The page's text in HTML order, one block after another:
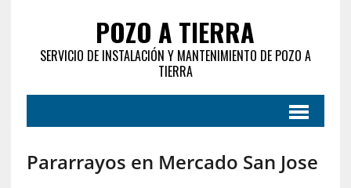
POZO A TIERRA
SERVICIO DE INSTALACIÓN Y MANTENIMIENTO DE POZO A
TIERRA
Pararrayos en Mercado San Jose